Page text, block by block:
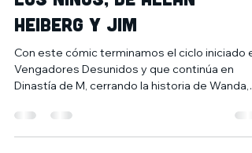
Visión (3)Jóvenes
los niños, de Allan
Heiberg y Jim
Con este cómic terminamos el ciclo iniciado
Vengadores Desunidos y que continúa en